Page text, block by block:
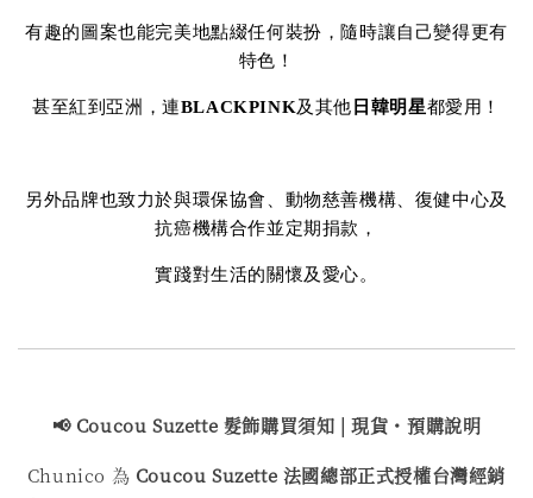
有趣的圖案也能完美地點綴任何裝扮，隨時讓自己變得更有
特色！
甚至紅到亞洲，連BLACKPINK及其他 日韓明星都愛用！
另外品牌也致力於與環保協會、動物慈善機構、復健中心及
抗癌機構合作並定期捐款，
實踐對生活的關懷及愛心。
📢 Coucou Suzette 髮飾購買須知 | 現貨・預購說明
Chunico 為 Coucou Suzette 法國總部正式授權台灣經銷